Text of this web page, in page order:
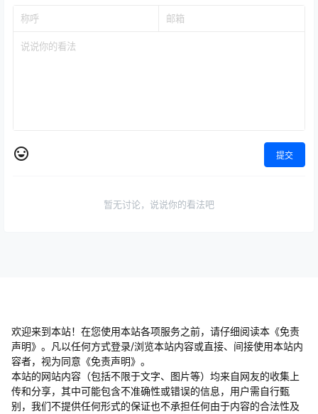
提交
暂无讨论，说说你的看法吧
欢迎来到本站！在您使用本站各项服务之前，请仔细阅读本《免责
声明》。凡以任何方式登录/浏览本站内容或直接、间接使用本站内
容者，视为同意《免责声明》。
本站的网站内容（包括不限于文字、图片等）均来自网友的收集上
传和分享，其中可能包含不准确性或错误的信息，用户需自行甄
别，我们不提供任何形式的保证也不承担任何由于内容的合法性及